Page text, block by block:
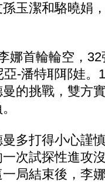
玉潔和駱曉娟
首輪輪空，32
-潘特耶耶娃。
的挑戰，雙方
打得小心謹
次試探性進攻
局結束後，李